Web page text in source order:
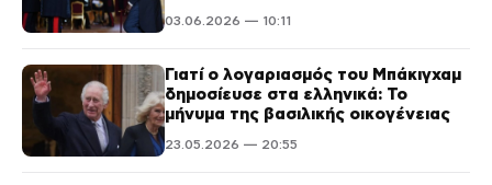
03.06.2026 — 10:11
Γιατί ο λογαριασμός του Μπάκιγχαμ
δημοσίευσε στα ελληνικά: Το
μήνυμα της βασιλικής οικογένειας
23.05.2026 — 20:55